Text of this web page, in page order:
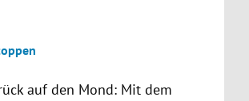
auf den Mond: Mit dem